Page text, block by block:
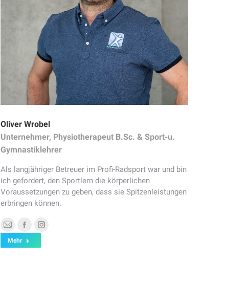
Oliver Wrobel
Unternehmer, Physiotherapeut B.Sc. & Sport-u.
Gymnastiklehrer
Als langjähriger Betreuer im Profi-Radsport war und bin
ich gefordert, den Sportlern die körperlichen
Voraussetzungen zu geben, dass sie Spitzenleistungen
erbringen können.
E-
mail
FacebookInstagram
Mehr